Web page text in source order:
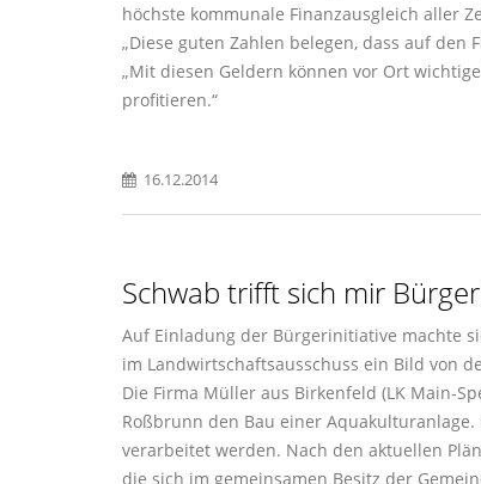
höchste kommunale Finanzausgleich aller
Diese guten Zahlen belegen, dass auf den
Mit diesen Geldern können vor Ort
profitieren.“
16.12.2014
Schwab trifft sich mir
Auf Einladung der Bürgerinitiative machte
im Landwirtschaftsausschuss ein Bild von
Die Firma Müller aus Birkenfeld (LK Main-
Roßbrunn den Bau einer
verarbeitet werden. Nach den aktuellen
die sich im gemeinsamen Besitz der